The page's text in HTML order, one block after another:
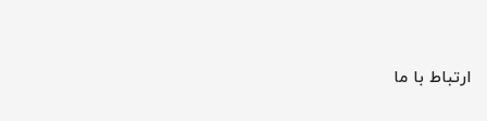
ارتباط با ما